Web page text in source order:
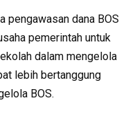
pengawasan dana BOS
pemerintah untuk
dalam mengelola
lebih bertanggung
BOS.